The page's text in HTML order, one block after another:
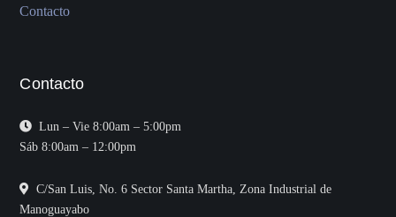
Contacto
Contacto
Lun – Vie 8:00am – 5:00pm
Sáb 8:00am – 12:00pm
C/San Luis, No. 6 Sector Santa Martha, Zona Industrial de
Manoguayabo